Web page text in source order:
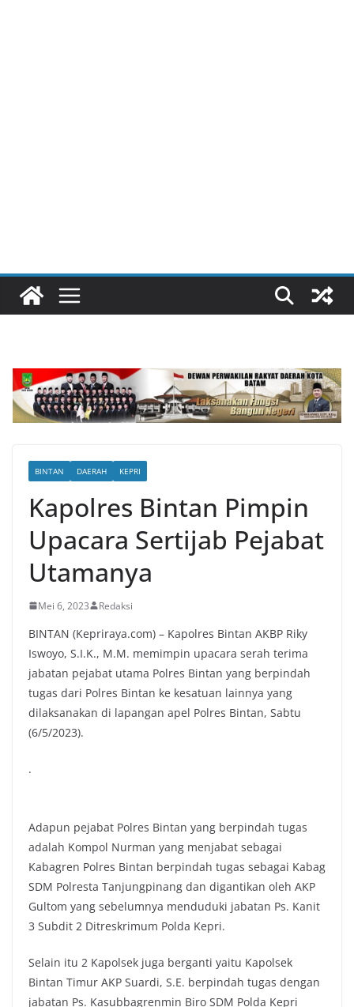
BINTAN DAERAH KEPRI
Kapolres Bintan Pimpin
Upacara Sertijab Pejabat
Utamanya
Mei 6, 2023 Redaksi
BINTAN (Kepriraya.com) – Kapolres Bintan AKBP Riky
Iswoyo, S.I.K., M.M. memimpin upacara serah terima
jabatan pejabat utama Polres Bintan yang berpindah
tugas dari Polres Bintan ke kesatuan lainnya yang
dilaksanakan di lapangan apel Polres Bintan, Sabtu
(6/5/2023).
.
Adapun pejabat Polres Bintan yang berpindah tugas
adalah Kompol Nurman yang menjabat sebagai
Kabagren Polres Bintan berpindah tugas sebagai Kabag
SDM Polresta Tanjungpinang dan digantikan oleh AKP
Gultom yang sebelumnya menduduki jabatan Ps. Kanit
3 Subdit 2 Ditreskrimum Polda Kepri.
Selain itu 2 Kapolsek juga berganti yaitu Kapolsek
Bintan Timur AKP Suardi, S.E. berpindah tugas dengan
jabatan Ps. Kasubbagrenmin Biro SDM Polda Kepri